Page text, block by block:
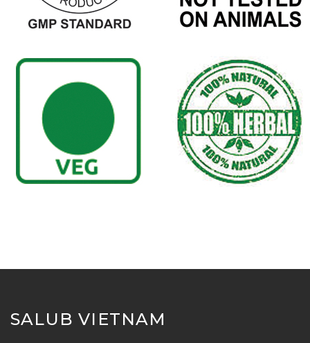
SALUB VIETNAM